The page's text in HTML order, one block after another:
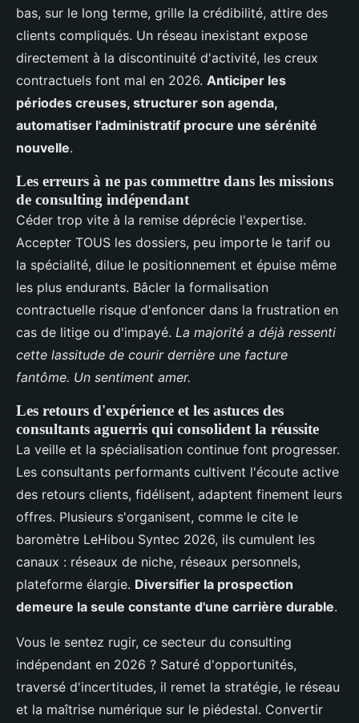
bas, sur le long terme, grille la crédibilité, attire des
clients compliqués. Un réseau inexistant expose
directement à la discontinuité d'activité, les creux
contractuels font mal en 2026. Anticiper les
périodes creuses, structurer son agenda,
automatiser l'administratif procure une sérénité
nouvelle.
Les erreurs à ne pas commettre dans les missions
de consulting indépendant
Céder trop vite à la remise déprécie l'expertise.
Accepter TOUS les dossiers, peu importe le tarif ou
la spécialité, dilue le positionnement et épuise même
les plus endurants. Bâcler la formalisation
contractuelle risque d'enfoncer dans la frustration en
cas de litige ou d'impayé. La majorité a déjà ressenti
cette lassitude de courir derrière une facture
fantôme. Un sentiment amer.
Les retours d'expérience et les astuces des
consultants aguerris qui consolident la réussite
La veille et la spécialisation continue font progresser.
Les consultants performants cultivent l'écoute active
des retours clients, fidélisent, adaptent finement leurs
offres. Plusieurs s'organisent, comme le cite le
baromètre LeHibou Syntec 2026, ils cumulent les
canaux : réseaux de niche, réseaux personnels,
plateforme élargie. Diversifier la prospection
demeure la seule constante d'une carrière durable.
Vous le sentez rugir, ce secteur du consulting
indépendant en 2026 ? Saturé d'opportunités,
traversé d'incertitudes, il remet la stratégie, le réseau
et la maîtrise numérique sur le piédestal. Convertir